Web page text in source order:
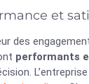
et
des
performants